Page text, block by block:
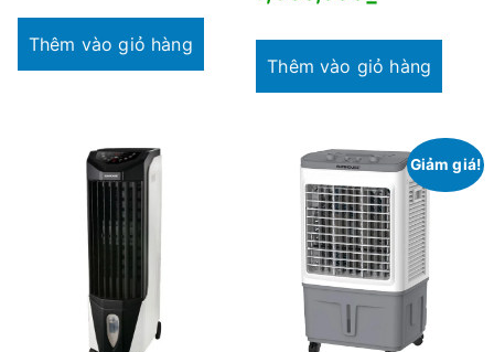
Thêm vào giỏ hàng
Thêm vào giỏ hàng
Giảm giá!